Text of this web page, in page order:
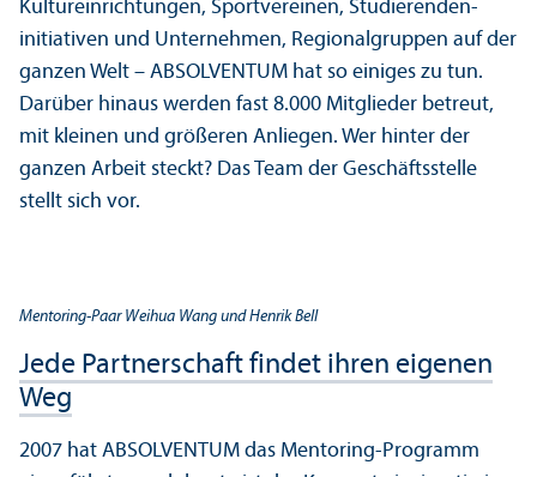
Kultur­einrichtungen, Sportvereinen, Studierenden­
initiativen und Unter­nehmen, Regional­gruppen auf der
ganzen Welt – ABSOLVENTUM hat so einiges zu tun.
Darüber hinaus werden fast 8.000 Mitglieder betreut,
mit kleinen und größeren Anliegen. Wer hinter der
ganzen Arbeit steckt? Das Team der Geschäfts­stelle
stellt sich vor.
Mentoring-Paar Weihua Wang und Henrik Bell
Jede Partner­schaft findet ihren eigenen
Weg
2007 hat ABSOLVENTUM das Mentoring-Programm